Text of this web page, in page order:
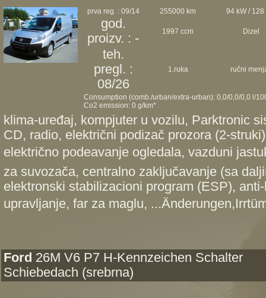
prva reg. : 09/14 255000 km 94 kW / 128
god.
proizv. : -
1997 ccm Dizel
teh.
pregl. :
08/26
1.ruka ručni
Consumption (comb./urban/extra-urban): 0,0/0,0/0,0 l/
Co2 emission: 0 g/km*
klima-uređaj, kompjuter u vozilu, Parktronic
CD, radio, električni podizač prozora (2-
električno podeavanje ogledala, vazduni
za suvozača, centralno zaključavanje (sa
elektronski stabilizacioni program (ESP),
upravljanje, far za maglu,
Ford 26M V6 P7 H-Kennzeichen Schalter
Schiebedach (srebrna)